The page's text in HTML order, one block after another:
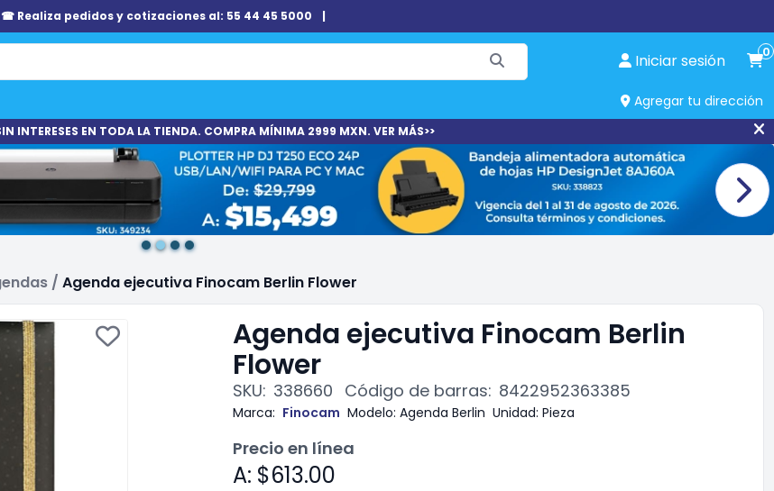
☎ Realiza pedidos y cotizaciones al: 55 44 45 5000 |
Iniciar sesión 0
Agregar tu dirección
INTERESES EN TODA LA TIENDA. COMPRA MÍNIMA 2999 MXN. VER MÁS>>
/ Agenda ejecutiva Finocam Berlin Flower
Agenda ejecutiva Finocam Berlin
Flower
SKU: 338660 Código de barras: 8422952363385
Marca: Finocam Modelo: Agenda Berlin Unidad: Pieza
Precio en línea
A: $613.00